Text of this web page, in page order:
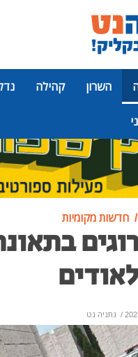
השרון קהילה
חדשות מקומיות
/ נתניה נט